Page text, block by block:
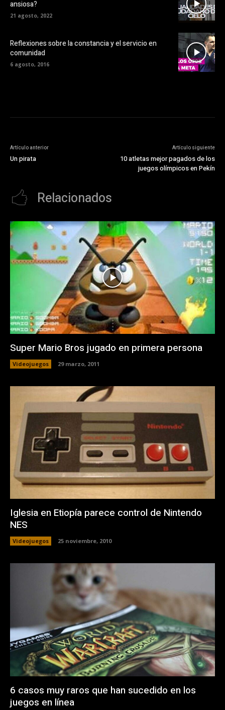
ansiosa?
21 agosto, 2022
Reflexiones sobre la constancia y el servicio en
comunidad
6 agosto, 2016
Artículo anterior
Un pirata
Artículo siguiente
10 atletas mejor pagados de los
juegos olímpicos en Pekín
Relacionados
Super Mario Bros jugado en primera persona
Videojuegos 29 marzo, 2011
Iglesia en Etiopía parece control de Nintendo
NES
Videojuegos 25 noviembre, 2010
6 casos muy raros que han sucedido en los
juegos en línea